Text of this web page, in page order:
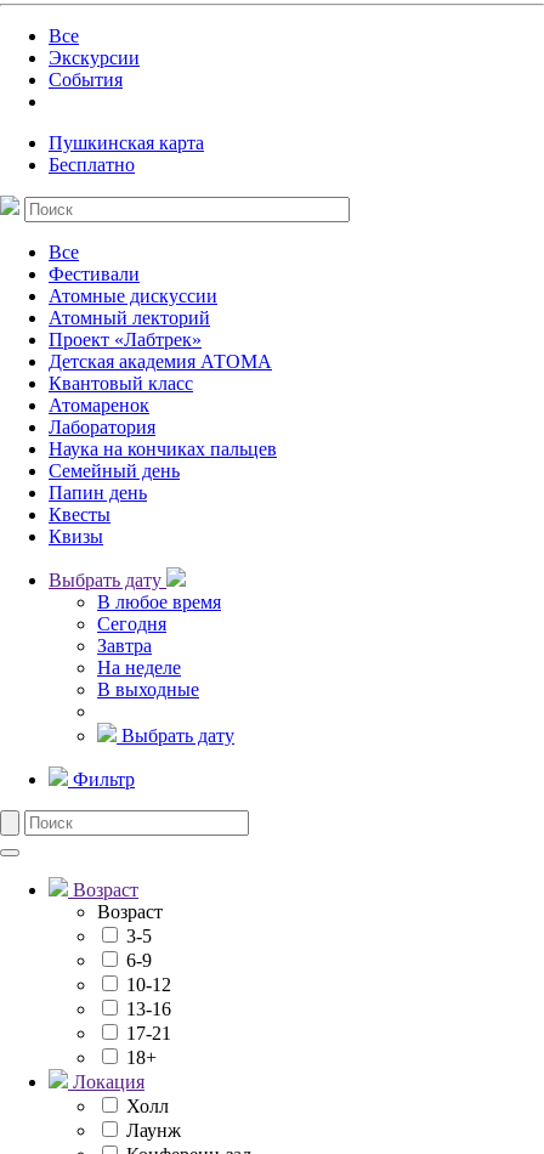
Все
Экскурсии
События
Пушкинская карта
Бесплатно
Все
Фестивали
Атомные дискуссии
Атомный лекторий
Проект «Лабтрек»
Детская академия АТОМА
Квантовый класс
Атомаренок
Лаборатория
Наука на кончиках пальцев
Семейный день
Папин день
Квесты
Квизы
Выбрать дату
В любое время
Сегодня
Завтра
На неделе
В выходные
Выбрать дату
Фильтр
Возраст
Возраст
3-5
6-9
10-12
13-16
17-21
18+
Локация
Холл
Лаунж